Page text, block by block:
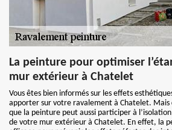
La peinture pour optimiser
mur extérieur à Chatelet
Vous êtes bien informés sur les effets
apporter sur votre ravalement à Chatelet. Mais
que la peinture peut aussi participer à
de votre mur extérieur à Chatelet. En effet, la